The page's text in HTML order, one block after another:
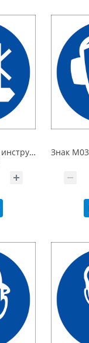
Знак M18 Работать инструментом не дающим искры. 200x200 мм. пластик 2 мм